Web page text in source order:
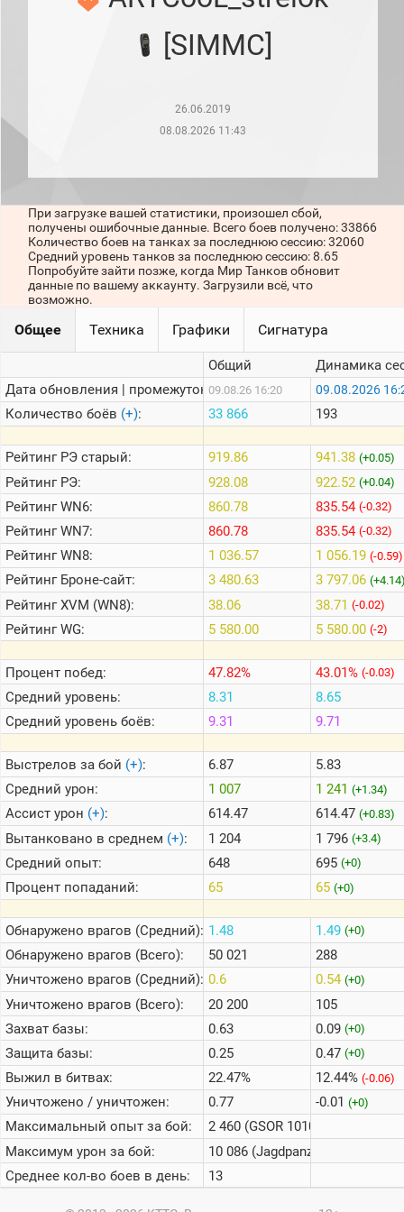
игроков
Кланы
Статистика
стримеров
Информация
Онлайн
Цветовая
шкала
Теlegram
ВК
Портал
Мира
Танков
[SIMMC]
26.06.2019
08.08.2026 11:43
При загрузке вашей статистики, произошел сбой,
получены ошибочные данные. Всего боев получено: 33866
Количество боев на танках за последнюю сессию: 32060
Средний уровень танков за последнюю сессию: 8.65
Попробуйте зайти позже, когда Мир Танков обновит
данные по вашему аккаунту. Загрузили всё, что
возможно.
Общее Техника Графики Сигнатура
Дата обновления | промежуток:
Количество боёв (+):
РейтингРЭ старый:
РейтингРЭ:
РейтингWN6:
РейтингWN7:
РейтингWN8:
РейтингБроне-сайт:
РейтингXVM (WN8):
РейтингWG:
Процент побед:
Средний уровень:
Средний уровень боёв:
Выстрелов за бой (+):
Средний урон:
Ассист урон (+):
Вытанковано в среднем (+):
Средний опыт:
Процент попаданий:
Обнаружено врагов (Средний):
Обнаружено врагов (Всего):
Уничтожено врагов (Средний):
Уничтожено врагов (Всего):
Захват базы:
Защита базы:
Выжил в битвах:
Уничтожено / уничтожен:
Максимальный опыт за бой:
Максимум урон за бой:
Среднее кол-во боев в день:
Общий
09.08.26 16:20
33 866
919.86
928.08
860.78
860.78
1 036.57
3 480.63
38.06
5 580.00
47.82%
8.31
9.31
6.87
1 007
614.47
1 204
648
65
1.48
50 021
0.6
20 200
0.63
0.25
22.47%
0.77
2 460 (GSOR 1010 FB)
10 086 (Jagdpanzer E 100)
13
Динамика
09.08.2026
193
941.38 (+0.05)
922.52 (+0.04)
835.54 (-0.32)
835.54 (-0.32)
1 056.19 (-0.59)
3 797.06
38.71 (-0.02)
5 580.00 (-2)
43.01% (-0.03)
8.65
9.71
5.83
1 241 (+1.34)
614.47 (+0.83)
1 796 (+3.4)
695 (+0)
65 (+0)
1.49 (+0)
288
0.54 (+0)
105
0.09 (+0)
0.47 (+0)
12.44% (-0.06)
-0.01 (+0)